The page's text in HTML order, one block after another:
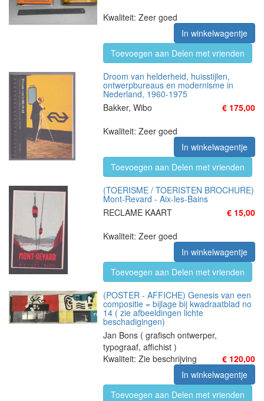
Kwaliteit: Zeer goed
In winkelwagentje
Toevoegen aan Delen met vrienden
Droom van helderheid, huisstijlen,
ontwerpbureaus en modernisme in
Nederland, 1960-1975
Bakker, Wibo
€ 175,00
Kwaliteit: Zeer goed
In winkelwagentje
Toevoegen aan Delen met vrienden
(TOERISME / TOERISTEN BROCHURE)
Mont-Revard - Aix-les-Bains
RECLAME KAART
€ 15,00
Kwaliteit: Zeer goed
In winkelwagentje
Toevoegen aan Delen met vrienden
(POSTER - AFFICHE) Genesis van een
compositie = bijlage bij kwadraatblad no
14 ( zie afbeeldingen lichte
beschadigingen)
Jan Bons ( grafisch ontwerper,
typograaf, affichist )
€ 120,00
Kwaliteit: Zie beschrijving
In winkelwagentje
Toevoegen aan Delen met vrienden